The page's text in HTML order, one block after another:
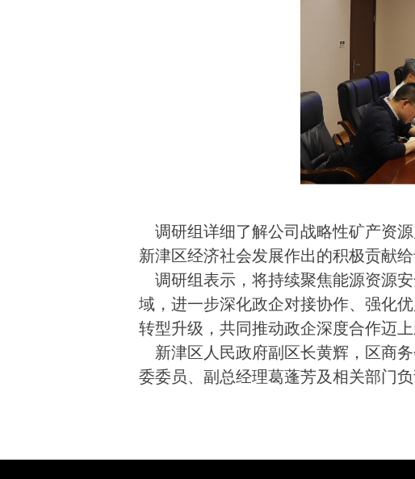
调研组详细了解公司战略性矿产资
新津区经济社会发展作出的积极贡献给
调研组表示，将持续聚焦能源资源
域，进一步深化政企对接协作、强化
转型升级，共同推动政企深度合作迈
新津区人民政府副区长黄辉，区商
委委员、副总经理葛蓬芳及相关部门负